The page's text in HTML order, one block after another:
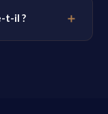
t-il ?